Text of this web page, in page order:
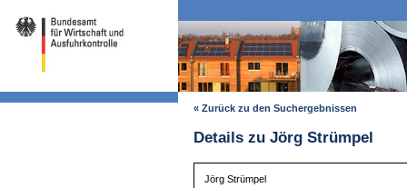
« Zurück zu den Suchergebnissen
Details zu Jörg Strümpel
Jörg Strümpel